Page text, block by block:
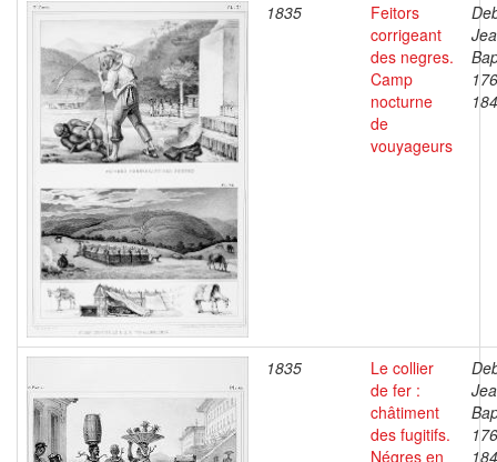
1835
Feitors
corrigeant
des negres.
Camp
nocturne
de
vouyageurs
1835
Le collier
de fer :
châtiment
des fugitifs.
Négres en